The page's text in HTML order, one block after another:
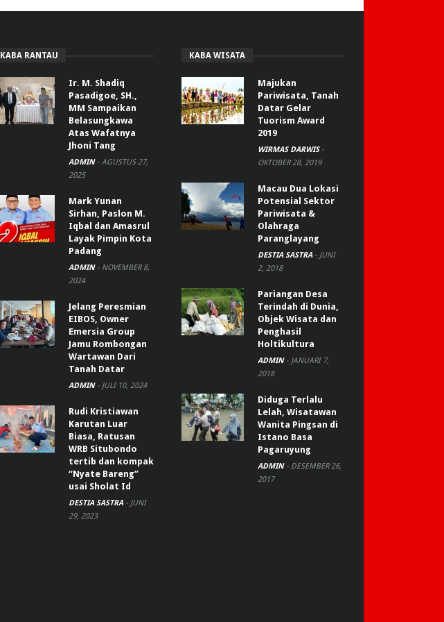
KABA RANTAU
Ir. M. Shadiq
Pasadigoe, SH.,
MM Sampaikan
Belasungkawa
Atas Wafatnya
Jhoni Tang
ADMIN - AGUSTUS 27,
2025
Mark Yunan
Sirhan, Paslon M.
Iqbal dan Amasrul
Layak Pimpin Kota
Padang
ADMIN - NOVEMBER 8,
2024
Jelang Peresmian
EIBOS, Owner
Emersia Group
Jamu Rombongan
Wartawan Dari
Tanah Datar
ADMIN - JULI 10, 2024
Rudi Kristiawan
Karutan Luar
Biasa, Ratusan
WRB Situbondo
tertib dan kompak
“Nyate Bareng”
usai Sholat Id
DESTIA SASTRA - JUNI
29, 2023
KABA WISATA
Majukan
Pariwisata, Tanah
Datar Gelar
Tuorism Award
2019
WIRMAS DARWIS -
OKTOBER 28, 2019
Macau Dua Lokasi
Potensial Sektor
Pariwisata &
Olahraga
Paranglayang
DESTIA SASTRA - JUNI
2, 2018
Pariangan Desa
Terindah di Dunia,
Objek Wisata dan
Penghasil
Holtikultura
ADMIN - JANUARI 7,
2018
Diduga Terlalu
Lelah, Wisatawan
Wanita Pingsan di
Istano Basa
Pagaruyung
ADMIN - DESEMBER 26,
2017